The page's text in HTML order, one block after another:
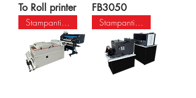
To Roll printer
FB3050​
Stampanti DTF di 3a genera Stampanti DTF di 3a genera